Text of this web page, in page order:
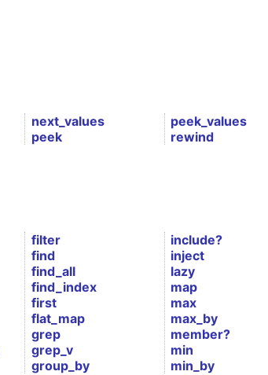
next_values
peek
peek_values
rewind
filter
find
find_all
find_index
first
flat_map
grep
grep_v
group_by
include?
inject
lazy
map
max
max_by
member?
min
min_by